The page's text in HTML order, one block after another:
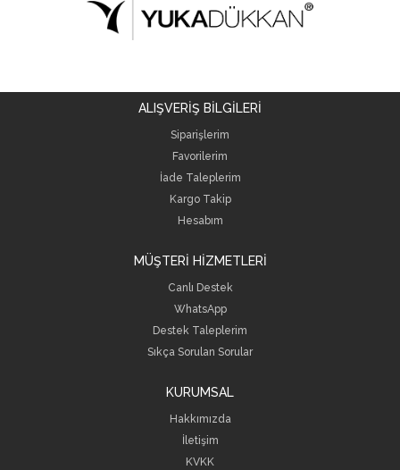
ALIŞVERİŞ BİLGİLERİ
Siparişlerim
Favorilerim
İade Taleplerim
Kargo Takip
Hesabım
MÜŞTERİ HİZMETLERİ
Canlı Destek
WhatsApp
Destek Taleplerim
Sıkça Sorulan Sorular
KURUMSAL
Hakkımızda
İletişim
KVKK